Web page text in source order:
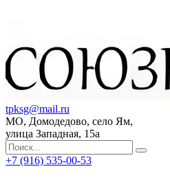
tpksg@mail.ru
МО, Домодедово, село Ям,
улица Западная, 15а
+7 (916) 535-00-53